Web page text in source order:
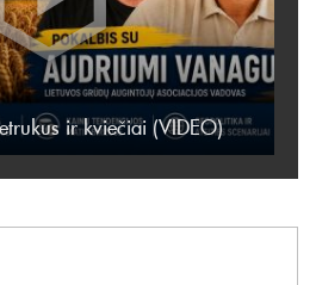
ir kviečiai (VIDEO)